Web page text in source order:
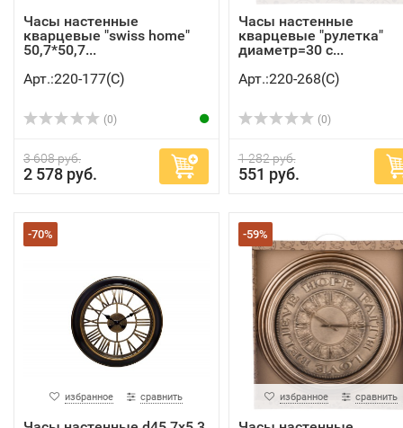
Часы настенные
кварцевые "swiss home"
50,7*50,7...
Арт.:220-177(C)
(0)
3 608 руб.
2 578 руб.
Часы настенные
кварцевые "рулетка"
диаметр=30 с...
Арт.:220-268(C)
(0)
1 282 руб.
551 руб.
-70%
избранное сравнить
-59%
избранное сравнить